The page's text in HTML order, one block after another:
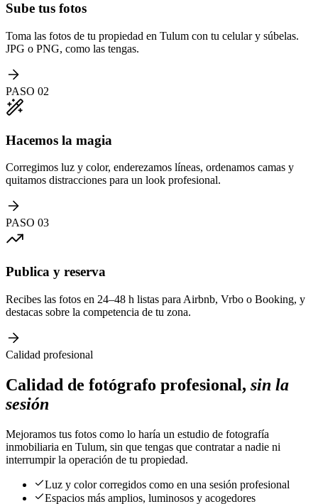
Sube tus fotos
Toma las fotos de tu propiedad en Tulum con tu celular y súbelas.
JPG o PNG, como las tengas.
PASO 02
Hacemos la magia
Corregimos luz y color, enderezamos líneas, ordenamos camas y
quitamos distracciones para un look profesional.
PASO 03
Publica y reserva
Recibes las fotos en 24–48 h listas para Airbnb, Vrbo o Booking, y
destacas sobre la competencia de tu zona.
Calidad profesional
Calidad de fotógrafo profesional, sin la
sesión
Mejoramos tus fotos como lo haría un estudio de fotografía
inmobiliaria en Tulum, sin que tengas que contratar a nadie ni
interrumpir la operación de tu propiedad.
Luz y color corregidos como en una sesión profesional
Espacios más amplios, luminosos y acogedores